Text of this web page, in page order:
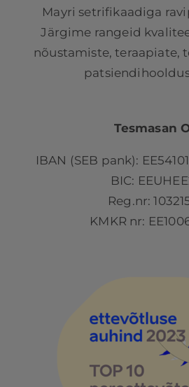
Mayri setrifikaadiga
Järgime rangeid
nõustamiste, teraapiate,
Tesmasan
IBAN (SEB pank):
BIC:
Reg.nr:
KMKR nr: